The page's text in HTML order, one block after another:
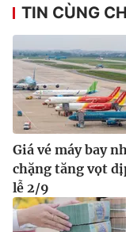
TIN CÙNG
Giá vé máy bay
chặng tăng vọt
lễ 2/9